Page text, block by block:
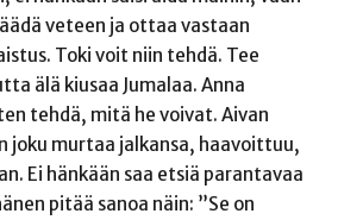
veteen ja ottaa vastaan
Toki voit niin tehdä. Tee
älä kiusaa Jumalaa. Anna
tehdä, mitä he voivat. Aivan
joku murtaa jalkansa, haavoittuu,
Ei hänkään saa etsiä parantavaa
pitää sanoa näin: ”Se on